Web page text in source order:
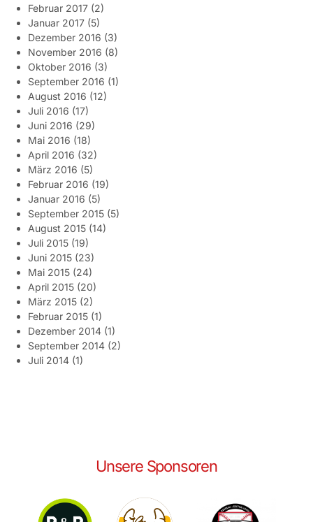
Februar 2017 (2)
Januar 2017 (5)
Dezember 2016 (3)
November 2016 (8)
Oktober 2016 (3)
September 2016 (1)
August 2016 (12)
Juli 2016 (17)
Juni 2016 (29)
Mai 2016 (18)
April 2016 (32)
März 2016 (5)
Februar 2016 (19)
Januar 2016 (5)
September 2015 (5)
August 2015 (14)
Juli 2015 (19)
Juni 2015 (23)
Mai 2015 (24)
April 2015 (20)
März 2015 (2)
Februar 2015 (1)
Dezember 2014 (1)
September 2014 (2)
Juli 2014 (1)
Unsere Sponsoren